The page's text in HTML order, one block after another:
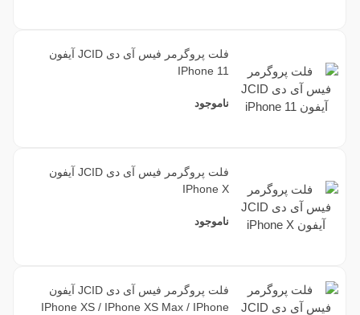
فلت پروگرمر فیس آی دی JCID آیفون
IPhone 11
ناموجود
فلت پروگرمر فیس آی دی JCID آیفون
IPhone X
ناموجود
فلت پروگرمر فیس آی دی JCID آیفون
IPhone XS / IPhone XS Max / IPhone